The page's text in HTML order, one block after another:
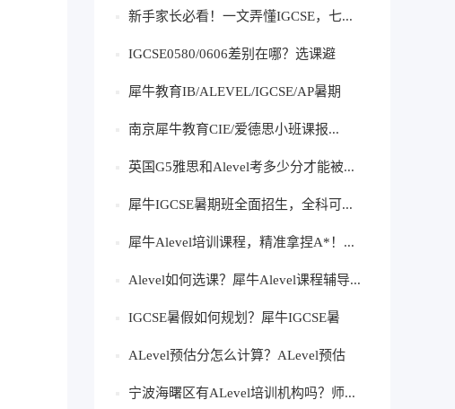
科...
新手家长必看！一文弄懂IGCSE，七...
IGCSE0580/0606差别在哪？选课避
坑，...
犀牛教育IB/ALEVEL/IGCSE/AP暑期
班，开...
南京犀牛教育CIE/爱德思小班课报...
英国G5雅思和Alevel考多少分才能被...
犀牛IGCSE暑期班全面招生，全科可...
犀牛Alevel培训课程，精准拿捏A*！...
Alevel如何选课？犀牛Alevel课程辅导...
IGCSE暑假如何规划？犀牛IGCSE暑
假...
ALevel预估分怎么计算？ALevel预估
分...
宁波海曙区有ALevel培训机构吗？师...